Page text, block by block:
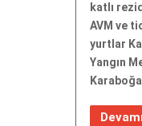
katlı
AVM ve
yurtlar
Yangın
Devamı